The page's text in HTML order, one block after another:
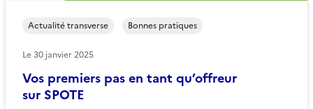
Vos premiers pas en tant qu’offreur
sur SPOTE
Actualité transverse Bonnes pratiques
Le30 janvier 2025